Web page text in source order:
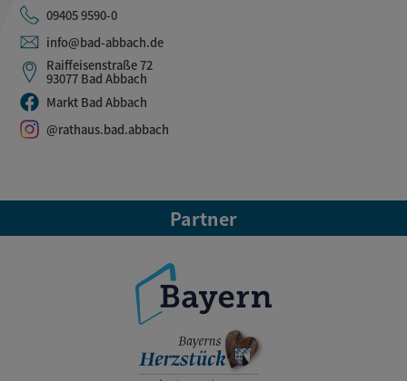
09405 9590-0
info@bad-abbach.de
Raiffeisenstraße 72
93077 Bad Abbach
Markt Bad Abbach
@rathaus.bad.abbach
Partner